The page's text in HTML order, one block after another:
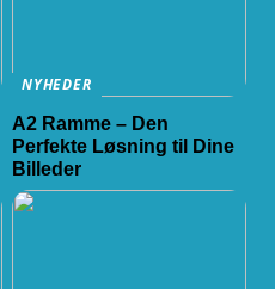
NYHEDER
A2 Ramme – Den
Perfekte Løsning til Dine
Billeder